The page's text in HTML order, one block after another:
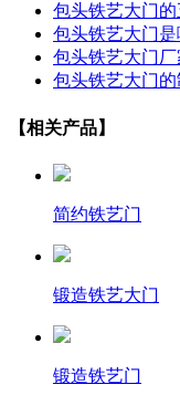
包头铁艺大门
包头铁艺大门
包头铁艺大门
包头铁艺大门
【相关产品】
简约铁艺门
锻造铁艺大门
锻造铁艺门